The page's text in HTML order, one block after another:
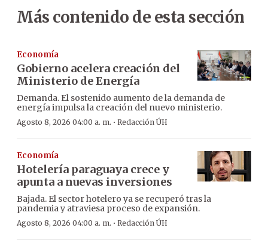
Más contenido de esta sección
Economía
Gobierno acelera creación del
Ministerio de Energía
Demanda. El sostenido aumento de la demanda de
energía impulsa la creación del nuevo ministerio.
Agosto 8, 2026 04:00 a. m. · Redacción ÚH
Economía
Hotelería paraguaya crece y
apunta a nuevas inversiones
Bajada. El sector hotelero ya se recuperó tras la
pandemia y atraviesa proceso de expansión.
Agosto 8, 2026 04:00 a. m. · Redacción ÚH